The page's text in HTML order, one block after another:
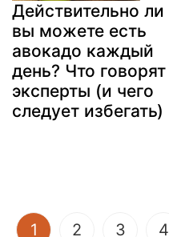
Действительно ли
вы можете есть
авокадо каждый
день? Что говорят
эксперты (и чего
следует избегать)
1 (current)
2 3 4